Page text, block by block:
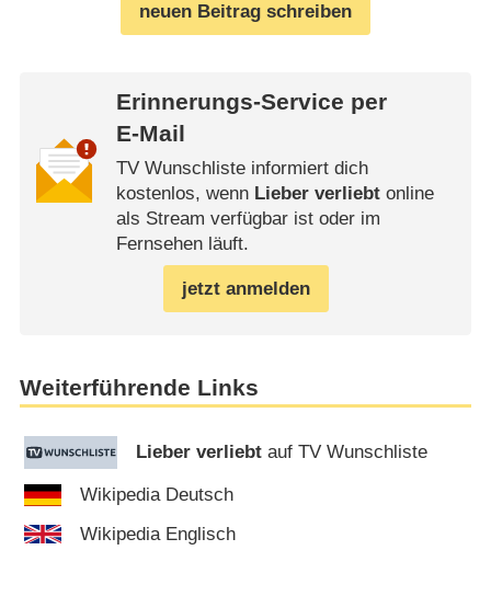
neuen Beitrag schreiben
Erinnerungs-Service per
E-Mail
TV Wunschliste informiert dich
kostenlos, wenn Lieber verliebtonline
als Stream verfügbar ist oder im
Fernsehen läuft.
jetzt anmelden
Weiterführende Links
Lieber verliebt auf TV Wunschliste
Wikipedia Deutsch
Wikipedia Englisch